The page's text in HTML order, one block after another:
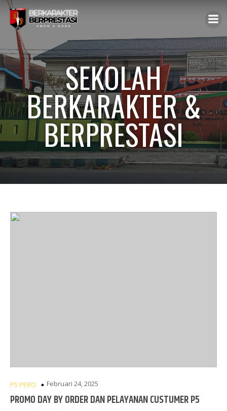
SEKOLAH
BERKARAKTER &
BERPRESTASI
P5 PERO Februari 24, 2025
PROMO DAY BY ORDER DAN PELAYANAN CUSTUMER P5